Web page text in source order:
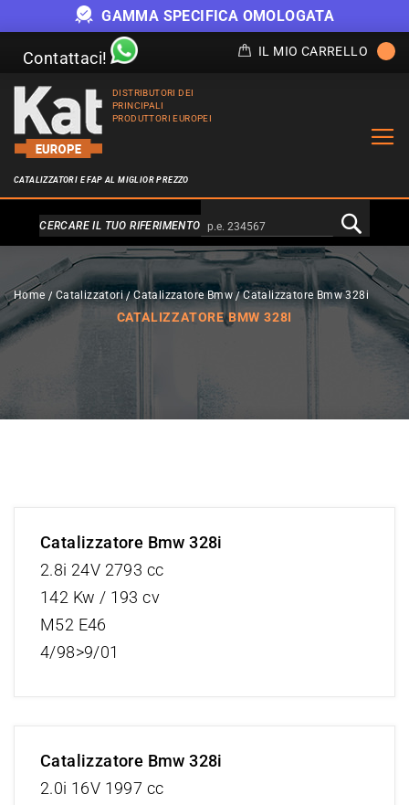
GAMMA SPECIFICA OMOLOGATA
Contattaci! IL MIO CARRELLO
DISTRIBUTORI DEI
PRINCIPALI
PRODUTTORI EUROPEI
CATALIZZATORI E FAP AL MIGLIOR PREZZO
Alternativa a Doofinder
CERCARE IL TUO RIFERIMENTO
Home Catalizzatori Catalizzatore Bmw Catalizzatore Bmw 328i
CATALIZZATORE BMW 328I
Catalizzatore Bmw 328i
2.8i 24V 2793 cc
142 Kw / 193 cv
M52 E46
4/98>9/01
Catalizzatore Bmw 328i
2.0i 16V 1997 cc